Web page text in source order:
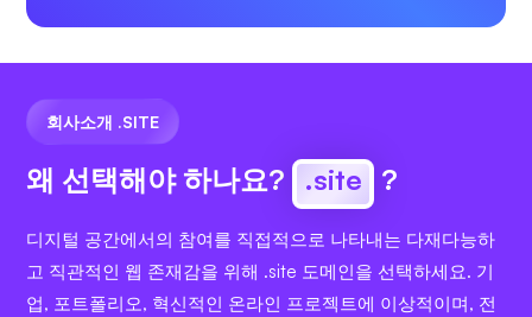
회사소개 .SITE
왜 선택해야 하나요? .site ?
디지털 공간에서의 참여를 직접적으로 나타내는 다재다능하
고 직관적인 웹 존재감을 위해 .site 도메인을 선택하세요. 기
업, 포트폴리오, 혁신적인 온라인 프로젝트에 이상적이며, 전